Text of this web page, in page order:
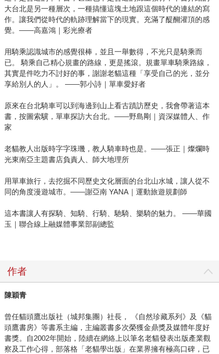
大台北是另一種層次，一種搞懂這塊土地跟這個時代的連結的寫
作。讓我們從時代的軌跡理解當下的現實。充滿了醍醐灌頂的感
覺。——高嘉鴻｜彩光療者
用騎乘認識城市的感覺很棒，並且一舉數得，不光只是騎乘而
已。 騎乘自己精心規畫的路線，更是搖滾。規畫單車騎乘路線，
其實是件吃力不討好的事，謝謝老貓這種「享受自己的光，並分
享給別人的人」。 ——郭小詩｜單車愛好者
原來在台北騎車可以到海邊到山上看古蹟訪歷史，我會帶著這本
書，按圖索驥，單車探訪大台北。——野島剛｜資深媒體人、作
家
老貓教人出版時字字珠璣，教人騎車時也是。——張正｜燦爛時
光東南亞主題書店負責人、師大地理所
用單車旅行，去挖掘不同歷史文化層面的台北山水城，讓人從不
同的角度漫遊城市。——謝亞南 YANA｜運動旅遊規劃師
這本書讓人有探騎、知騎、行騎、馳騎、樂騎的魅力。 ——華國
玉｜聯合線上融媒體事業部副總監
作者
陳穎青
曾任貓頭鷹出版社（城邦集團）社長， 《自然珍藏系列》及《貓
頭鷹書房》等書系主編，主編叢書多次榮獲金鼎獎及媒體年度好
書獎。自2002年開始，陸續在網絡上以筆名老貓發表出版產業觀
察及工作心得，部落格「老貓學出版」在業界擁有極高口碑，已